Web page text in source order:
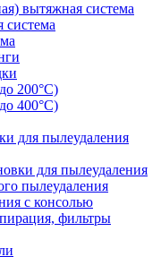
вытяжная система
система
200°C)
400°C)
для пылеудаления
для пылеудаления
пылеудаления
с консолью
фильтры